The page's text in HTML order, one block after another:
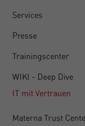
Services
Presse
Trainingscenter
WIKI - Deep Dive
IT mit Vertrauen
Materna Trust